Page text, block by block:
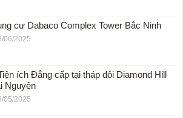
cư Dabaco Complex Tower Bắc Ninh
06/2025
ích Đẳng cấp tại tháp đôi Diamond Hill
Nguyên
05/2025